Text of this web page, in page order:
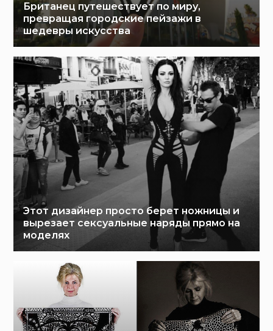
Британец путешествует по миру,
превращая городские пейзажи в
шедевры искусства
Этот дизайнер просто берет ножницы и
вырезает сексуальные наряды прямо на
моделях